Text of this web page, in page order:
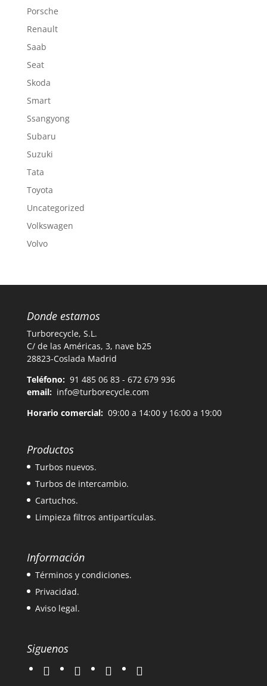
Porsche
Renault
Saab
Seat
Skoda
Smart
Ssangyong
Subaru
Suzuki
Tata
Toyota
Uncategorized
Volkswagen
Volvo
Donde estamos
Turborecycle, S.L.
C/ de las Américas, 3, nave b25
28823-Coslada Madrid
Teléfono: 91 485 06 83 - 672 679 936
email: info@turborecycle.com
Horario comercial:09:00 a 14:00 y 16:00 a 19:00
Productos
Turbos nuevos.
Turbos de intercambio.
Cartuchos.
Limpieza filtros antipartículas.
Información
Términos y condiciones.
Privacidad.
Aviso legal.
Siguenos
twitter instagramfacebook google